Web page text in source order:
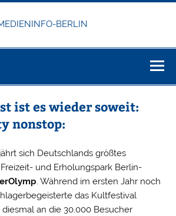
ist es wieder soweit:
nonstop:
sich Deutschlands größtes
und Erholungspark Berlin-
. Während im ersten Jahr noch
das Kultfestival
an die 30.000 Besucher